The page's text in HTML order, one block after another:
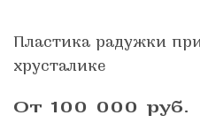
Пластика радужки
хрусталике
От 100 000 руб.